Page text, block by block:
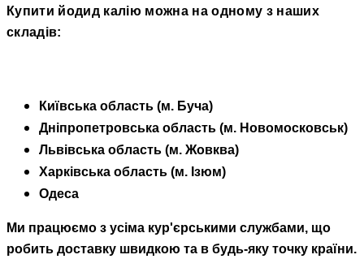
Купити йодид калію можна на одному з наших
складів:
Київська область (м. Буча)
Дніпропетровська область (м. Новомосковськ)
Львівська область (м. Жовква)
Харківська область (м. Ізюм)
Одеса
Ми працюємо з усіма кур'єрськими службами, що
робить доставку швидкою та в будь-яку точку країни.